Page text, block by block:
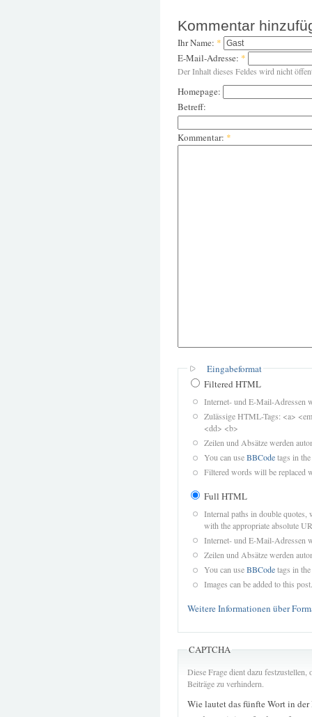
Kommentar
Ihr Name: *
E-Mail-Adresse: *
Der Inhalt dieses Feldes wird nicht
Homepage:
Betreff:
Kommentar: *
Eingabeformat
Filtered HTML
Internet- und E-Mail-Adressen
Zulässige HTML-Tags: <a>
<dd> <b>
Zeilen und Absätze werden
You can useBBCodetags in
Filtered words will be replaced
Full HTML
Internal paths in double quotes,
with the appropriate absolute
Internet- und E-Mail-Adressen
Zeilen und Absätze werden
You can useBBCodetags in
Images can be added to this post.
Weitere Informationen über
CAPTCHA
Diese Frage dient dazu
Beiträge zu verhindern.
Wie lautet das fünfte Wort in der